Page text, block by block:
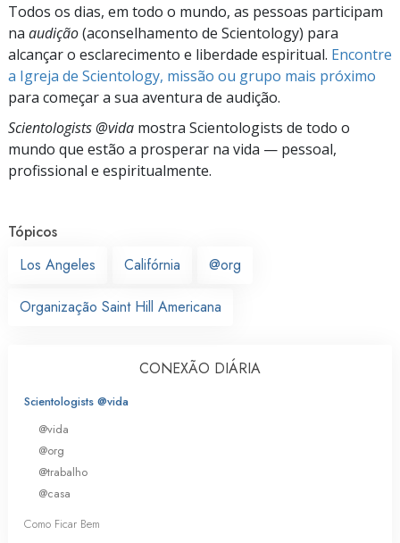
Todos os dias, em todo o mundo, as pessoas participam
na audição(aconselhamento de Scientology) para
alcançar o esclarecimento e liberdade espiritual. Encontre
a Igreja de Scientology, missão ou grupo mais próximo
para começar a sua aventura de audição.
Scientologists @vida mostra Scientologists de todo o
mundo que estão a prosperar na vida — pessoal,
profissional e espiritualmente.
Tópicos
Los Angeles
Califórnia @org
Organização Saint Hill Americana
CONEXÃO DIÁRIA
Scientologists @vida
@vida
@org
@trabalho
@casa
Como Ficar Bem